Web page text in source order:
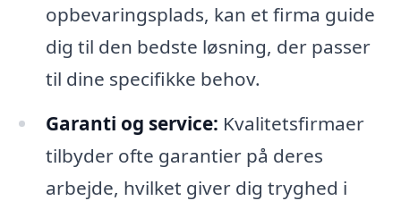
opbevaringsplads, kan et firma guide
dig til den bedste løsning, der passer
til dine specifikke behov.
Garanti og service: Kvalitetsfirmaer
tilbyder ofte garantier på deres
arbejde, hvilket giver dig tryghed i